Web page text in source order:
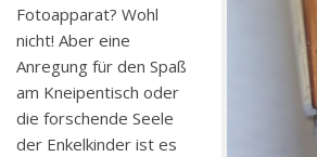
Fotoapparat? Wohl
nicht! Aber eine
Anregung für den Spaß
am Kneipentisch oder
die forschende Seele
der Enkelkinder ist es